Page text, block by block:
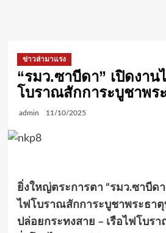
ข่าวล่ามาแรง
“รมว.ซาบีดา” เปิดงาน
โบราณสักการะบูชาพร
admin 11/10/2025
ยิ่งใหญ่ตระการตา “รมว.ซาบีดา
ไฟโบราณสักการะบูชาพระธา
ปล่อยกระทงสาย – เรือไฟโบร